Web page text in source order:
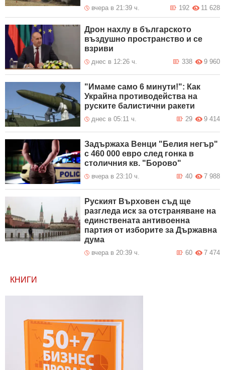
вчера в 21:39 ч. 11 628
192
Дрон нахлу в българското
въздушно пространство и се
взриви
днес в 12:26 ч. 9 960
338
"Имаме само 6 минути!": Как
Украйна противодейства на
руските балистични ракети
днес в 05:11 ч. 9 414
29
Задържаха Венци "Белия негър"
с 460 000 евро след гонка в
столичния кв. "Борово"
вчера в 23:10 ч. 7 988
40
Руският Върховен съд ще
разгледа иск за отстраняване на
единствената антивоенна
партия от изборите за Държавна
дума
вчера в 20:39 ч. 7 474
60
КНИГИ